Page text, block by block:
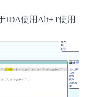
IDA使用Alt+T使用